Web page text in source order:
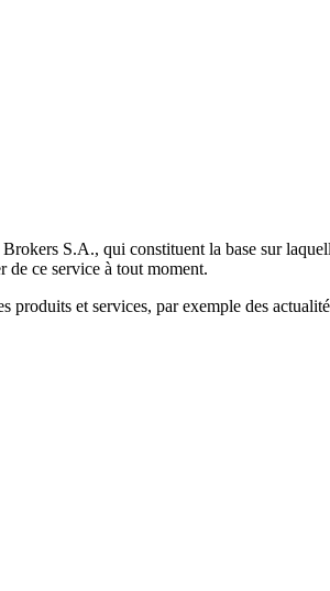
S.A., qui constituent la base sur
de ce service à tout moment.
et services, par exemple des